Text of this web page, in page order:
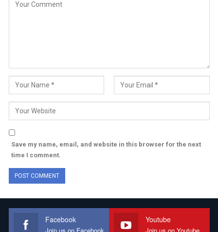
Save my name, email, and website in this browser for the next
time I comment.
Facebook Youtube